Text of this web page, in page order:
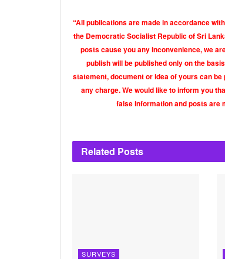
“All publications are made in accordance
the Democratic Socialist Republic of Sri
posts cause you any inconvenience, we
publish will be published only on the
statement, document or idea of yours can
any charge. We would like to inform you
false information and posts are
Related Posts
SURVEYS